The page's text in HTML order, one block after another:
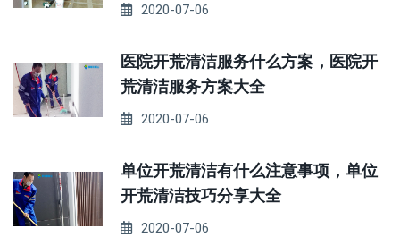
2020-07-06
医院开荒清洁服务什么方案，医院开
荒清洁服务方案大全
2020-07-06
单位开荒清洁有什么注意事项，单位
开荒清洁技巧分享大全
2020-07-06